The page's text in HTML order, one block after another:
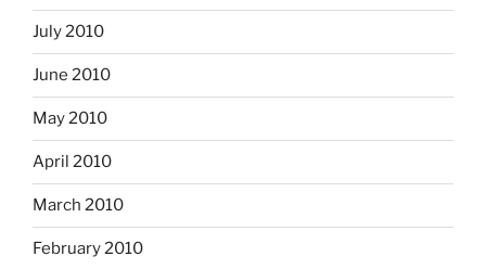
July 2010
June 2010
May 2010
April 2010
March 2010
February 2010